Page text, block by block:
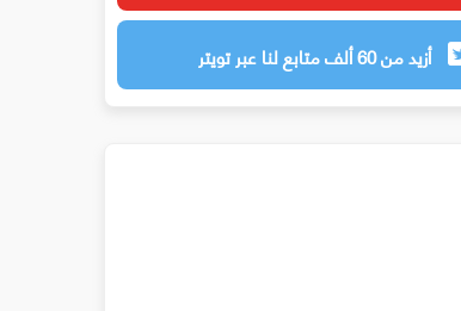
أزيد من 60 ألف متابع لنا عبر تويتر